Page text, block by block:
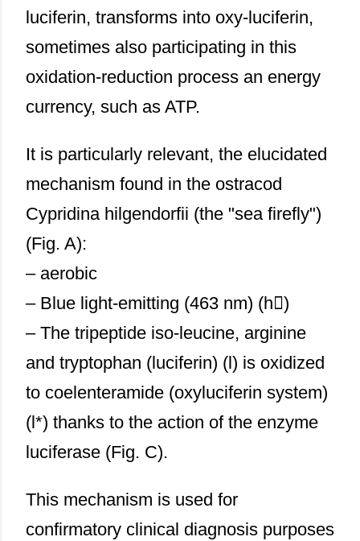
luciferin, transforms into oxy-luciferin,
sometimes also participating in this
oxidation-reduction process an energy
currency, such as ATP.
It is particularly relevant, the elucidated
mechanism found in the ostracod
Cypridina hilgendorfii (the "sea firefly")
(Fig. A):
– aerobic
– Blue light-emitting (463 nm) (h)
– The tripeptide iso-leucine, arginine
and tryptophan (luciferin) (l) is oxidized
to coelenteramide (oxyluciferin system)
(l*) thanks to the action of the enzyme
luciferase (Fig. C).
This mechanism is used for
confirmatory clinical diagnosis purposes